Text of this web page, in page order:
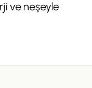
ve neşeyle